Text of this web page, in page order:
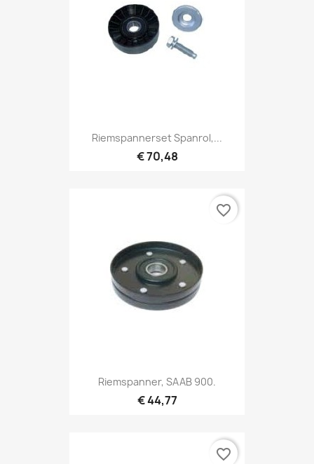
Riemspannerset Spanrol,...
€ 70,48
Riemspanner, SAAB 900.
€ 44,77
favorite_border
favorite_border